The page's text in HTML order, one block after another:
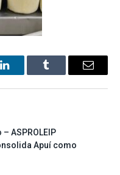
LinkedInTumblr
E-
ASPROLEIP
Apuí como